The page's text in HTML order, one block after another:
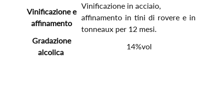
Vinificazione e
affinamento
Vinificazione in acciaio,
affinamento in tini di rovere e in
tonneaux per 12 mesi.
Gradazione
alcolica
14%vol